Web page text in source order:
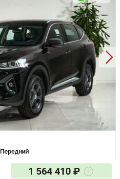
Передний
1 564 410 ₽